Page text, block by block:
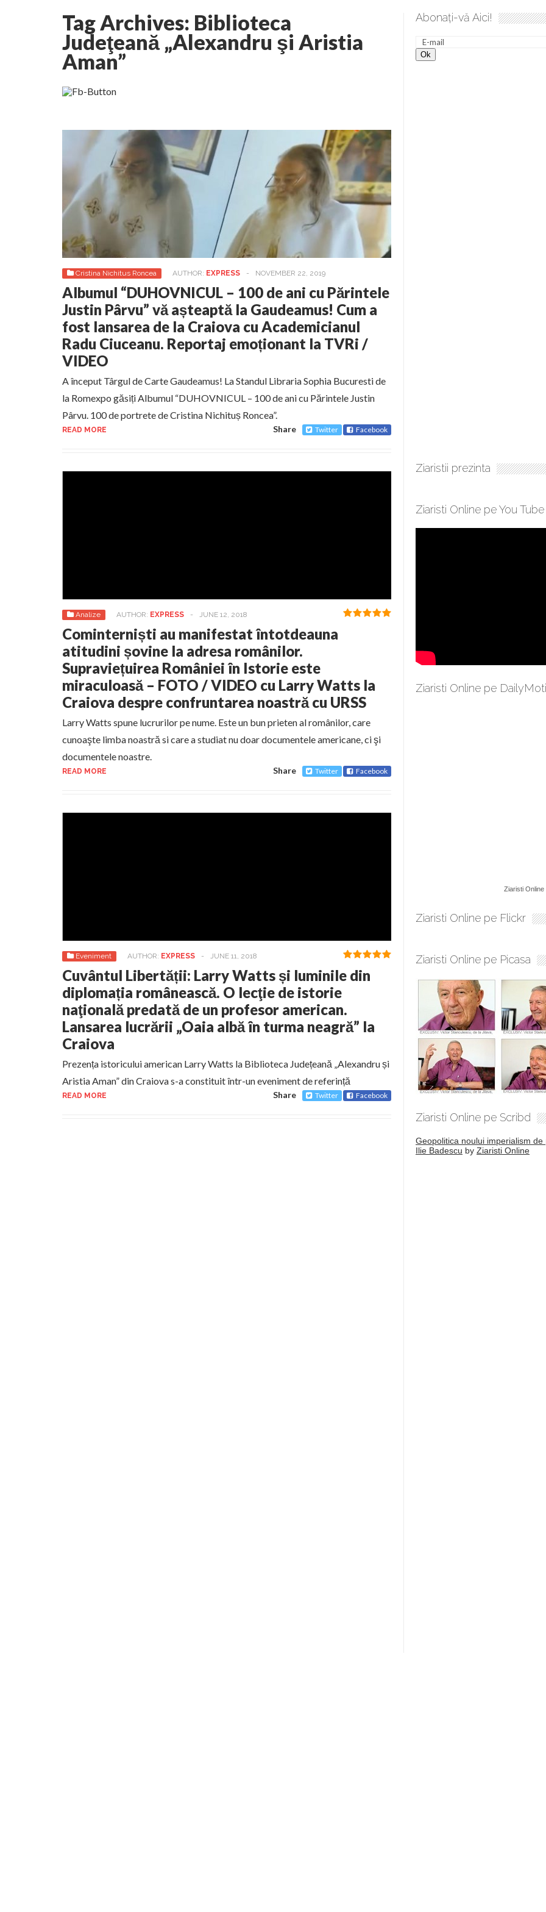
Lepădarea de sine și urmarea lui Hristos. Calea spre desăvârșire. Gând de duminică de Elena Solunca Moise
Tag Archives: Biblioteca
Judeţeană „Alexandru şi Aristia
Aman”
Cristina Nichitus Roncea AUTHOR: EXPRESS - NOVEMBER 22, 2019
Albumul “DUHOVNICUL – 100 de ani cu Părintele
Justin Pârvu” vă așteaptă la Gaudeamus! Cum a
fost lansarea de la Craiova cu Academicianul
Radu Ciuceanu. Reportaj emoționant la TVRi /
VIDEO
A început Târgul de Carte Gaudeamus! La Standul Libraria Sophia Bucuresti de
la Romexpo găsiți Albumul “DUHOVNICUL – 100 de ani cu Părintele Justin
Pârvu. 100 de portrete de Cristina Nichituș Roncea”.
READ MORE Share Twitter Facebook
Analize AUTHOR: EXPRESS - JUNE 12, 2018
Cominterniști au manifestat întotdeauna
atitudini șovine la adresa românilor.
Supraviețuirea României în Istorie este
miraculoasă – FOTO / VIDEO cu Larry Watts la
Craiova despre confruntarea noastră cu URSS
Larry Watts spune lucrurilor pe nume. Este un bun prieten al românilor, care
cunoaşte limba noastră si care a studiat nu doar documentele americane, ci şi
documentele noastre.
READ MORE Share Twitter Facebook
Eveniment AUTHOR: EXPRESS - JUNE 11, 2018
Cuvântul Libertății: Larry Watts și luminile din
diplomația românească. O lecţie de istorie
naţională predată de un profesor american.
Lansarea lucrării „Oaia albă în turma neagră” la
Craiova
Prezența istoricului american Larry Watts la Biblioteca Județeană „Alexandru și
Aristia Aman” din Craiova s-a constituit într-un eveniment de referință
READ MORE Share Twitter Facebook
Abonați-vă Aici!
Ziaristii prezinta
Ziaristi Online pe You Tube
Ziaristi Online pe
Ziaristi Online
Ziaristi Online pe Flickr
Ziaristi Online pe Picasa
Ziaristi Online pe Scribd
Geopolitica noului imperialism de
Ilie Badescu by Ziaristi Online